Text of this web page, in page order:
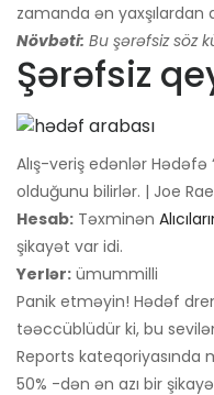
zamanda ən yaxşılardan
Növbəti: Bu şərəfsiz söz
Şərəfsiz
Alış-veriş edənlər
olduğunu bilirlər. | Joe
Hesab: Təxminən
şikayət var idi.
Yerlər: ümummilli
Panik etməyin! Hədəf
təəccüblüdür ki, bu
Reports kateqoriyasında
50% -dən ən azı bir